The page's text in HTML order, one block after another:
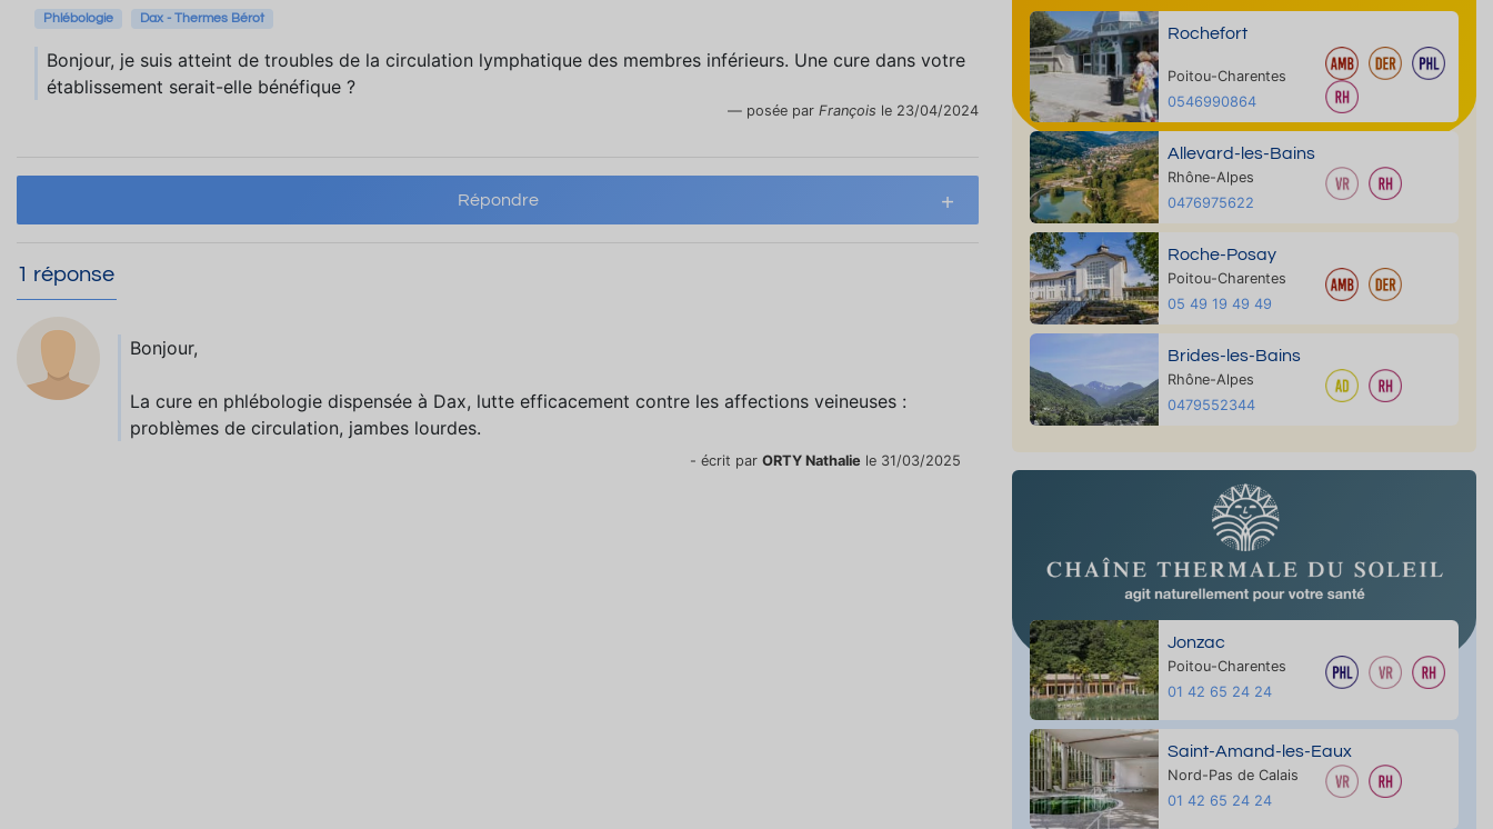
Phlébologie Dax - Thermes Bérot
Bonjour, je suis atteint de troubles de la circulation lymphatique des membres inférieurs. Une cure dans votre
établissement serait-elle bénéfique ?
posée par François le 23/04/2024
Répondre
1 réponse
Bonjour,
La cure en phlébologie dispensée à Dax, lutte efficacement contre les affections veineuses :
problèmes de circulation, jambes lourdes.
- écrit par ORTY Nathalie le 31/03/2025
Rochefort
Poitou-Charentes
0546990864
Allevard-les-Bains
Rhône-Alpes
0476975622
Roche-Posay
Poitou-Charentes
05 49 19 49 49
Brides-les-Bains
Rhône-Alpes
0479552344
Jonzac
Poitou-Charentes
01 42 65 24 24
Saint-Amand-les-Eaux
Nord-Pas de Calais
01 42 65 24 24